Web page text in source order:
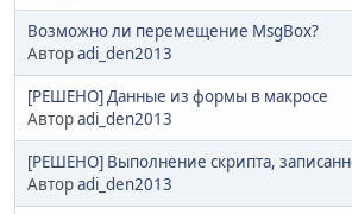
Возможно ли перемещение MsgBox?
Авторadi_den2013
[РЕШЕНО] Данные из формы в макросе
Авторadi_den2013
[РЕШЕНО] Выполнение скрипта,
Авторadi_den2013